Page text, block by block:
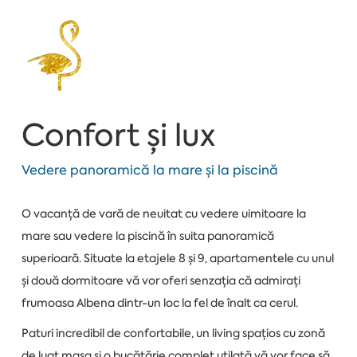
Confort și lux
Vedere panoramică la mare și la piscină
O vacanță de vară de neuitat cu vedere uimitoare la
mare sau vedere la piscină în suita panoramică
superioară. Situate la etajele 8 și 9, apartamentele cu unul
și două dormitoare vă vor oferi senzația că admirați
frumoasa Albena dintr-un loc la fel de înalt ca cerul.
Paturi incredibil de confortabile, un living spațios cu zonă